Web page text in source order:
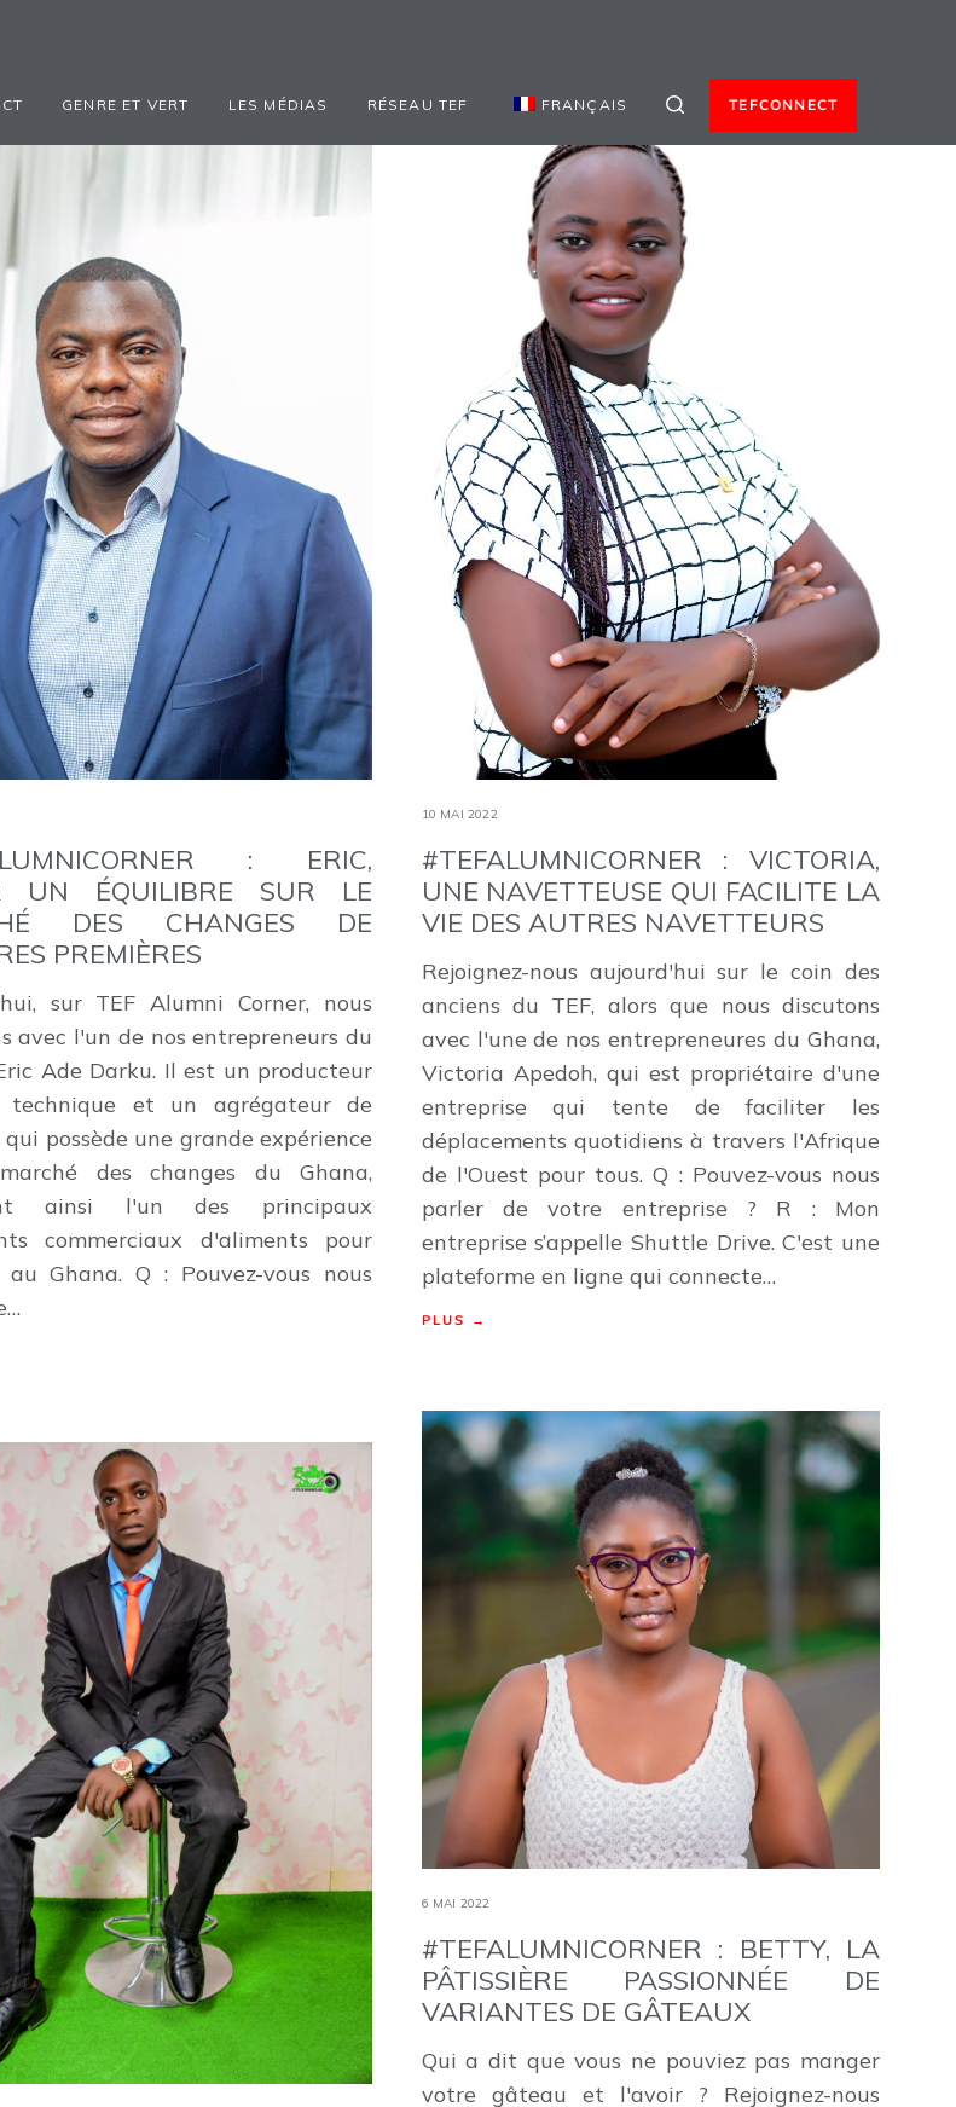
GENRE ET VERT LES MÉDIAS RÉSEAU TEF FRANÇAIS TEFCONNECT
: ERIC,
UN ÉQUILIBRE SUR LE
DES CHANGES DE
PREMIÈRES
sur TEF Alumni Corner, nous
avec l'un de nos entrepreneurs du
Ade Darku. Il est un producteur
technique et un agrégateur de
possède une grande expérience
des changes du Ghana,
ainsi l'un des principaux
commerciaux d'aliments pour
au Ghana. Q : Pouvez-vous nous
10 MAI 2022
#TEFALUMNICORNER : VICTORIA,
UNE NAVETTEUSE QUI FACILITE LA
VIE DES AUTRES NAVETTEURS
Rejoignez-nous aujourd'hui sur le coin des
anciens du TEF, alors que nous discutons
avec l'une de nos entrepreneures du Ghana,
Victoria Apedoh, qui est propriétaire d'une
entreprise qui tente de faciliter les
déplacements quotidiens à travers l'Afrique
de l'Ouest pour tous. Q : Pouvez-vous nous
parler de votre entreprise ? R : Mon
entreprise s’appelle Shuttle Drive. C'est une
plateforme en ligne qui connecte…
PLUS →
6 MAI 2022
#TEFALUMNICORNER : BETTY, LA
PÂTISSIÈRE PASSIONNÉE DE
VARIANTES DE GÂTEAUX
Qui a dit que vous ne pouviez pas manger
votre gâteau et l'avoir ? Rejoignez-nous